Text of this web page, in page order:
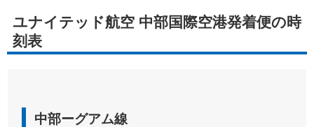
ユナイテッド航空 中部国際空港発着便の時
刻表
中部ーグアム線